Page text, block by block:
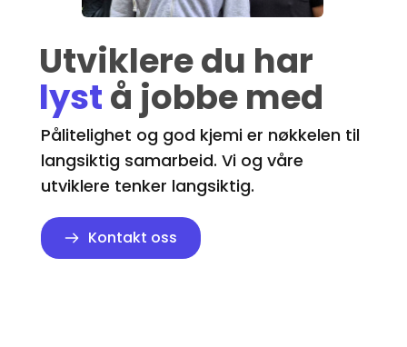
lystå jobbe med
Pålitelighet og god kjemi er nøkkelen til
langsiktig samarbeid. Vi og våre
utviklere tenker langsiktig.
Kontakt oss